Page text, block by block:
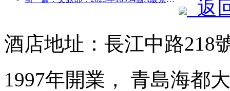
返
酒店地址：長江中路218
1997年開業， 青島海都